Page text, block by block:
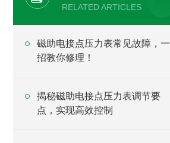
RELATED ARTICLES
磁助电接点压力表常见故障，一
招教你修理！
揭秘磁助电接点压力表调节要
点，实现高效控制